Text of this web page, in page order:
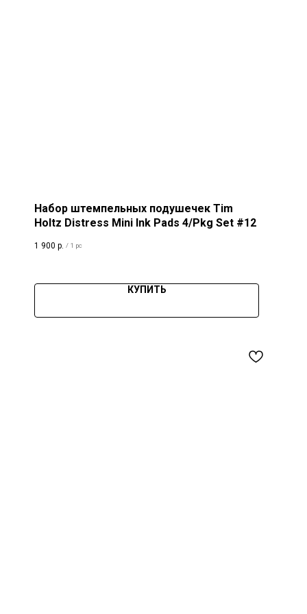
Набор штемпельных подушечек Tim
Holtz Distress Mini Ink Pads 4/Pkg Set #12
1 900 р. / 1 pc
КУПИТЬ